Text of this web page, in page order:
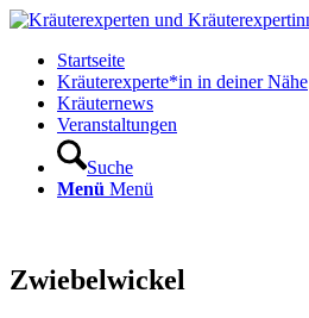
Startseite
Kräuterexperte*in in deiner Nähe
Kräuternews
Veranstaltungen
Suche
Menü Menü
Zwiebelwickel